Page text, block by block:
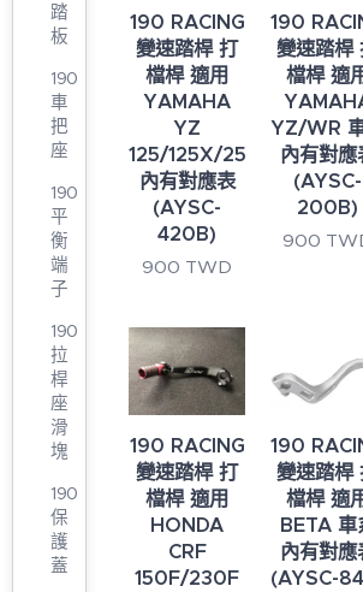
踏
板
190
車
把
座
190
平
衡
端
子
190
拉
桿
座
滑
塊
190
保
護
蓋
190 RACING
變速踏桿 打
檔桿 適用
YAMAHA
YZ
125/125X/250/250X
內有對應表
(AYSC-
420B)
900 TWD
190
變速踏桿
檔桿 適
YZ/WR
內有對應
(AYSC-
200B)
900
190 RACING
變速踏桿 打
檔桿 適用
HONDA
CRF
150F/230F
190
變速踏桿
檔桿 適
BETA 車
內有對應
(AYSC-